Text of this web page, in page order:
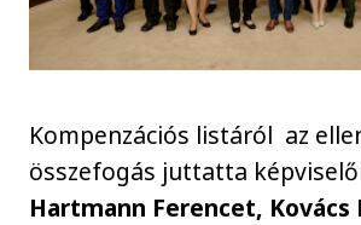
Kompenzációs listáról az
összefogás juttatta
Hartmann Ferencet, Kovács